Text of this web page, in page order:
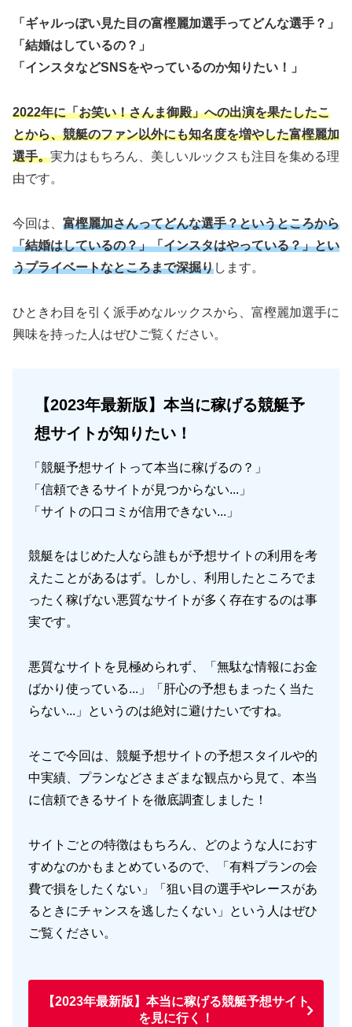
「ギャルっぽい見た目の富樫麗加選手ってどんな選手？」
「結婚はしているの？」
「インスタなどSNSをやっているのか知りたい！」
2022年に「お笑い！さんま御殿」への出演を果たしたこ
とから、競艇のファン以外にも知名度を増やした富樫麗加
選手。実力はもちろん、美しいルックスも注目を集める理
由です。
今回は、 富樫麗加さんってどんな選手？というところから
「結婚はしているの？」「インスタはやっている？」とい
うプライベートなところまで深掘りします。
ひときわ目を引く派手めなルックスから、富樫麗加選手に
興味を持った人はぜひご覧ください。
【2023年最新版】本当に稼げる競艇予
想サイトが知りたい！
「競艇予想サイトって本当に稼げるの？」
「信頼できるサイトが見つからない...」
「サイトの口コミが信用できない...」
競艇をはじめた人なら誰もが予想サイトの利用を考
えたことがあるはず。しかし、利用したところでま
ったく稼げない悪質なサイトが多く存在するのは事
実です。
悪質なサイトを見極められず、「無駄な情報にお金
ばかり使っている...」「肝心の予想もまったく当た
らない...」というのは絶対に避けたいですね。
そこで今回は、競艇予想サイトの予想スタイルや的
中実績、プランなどさまざまな観点から見て、本当
に信頼できるサイトを徹底調査しました！
サイトごとの特徴はもちろん、どのような人におす
すめなのかもまとめているので、「有料プランの会
費で損をしたくない」「狙い目の選手やレースがあ
るときにチャンスを逃したくない」という人はぜひ
ご覧ください。
【2023年最新版】本当に稼げる競艇予想サイト
を見に行く！